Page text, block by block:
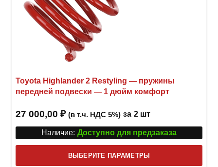
Toyota Highlander 2 Restyling — пружины
передней подвески — 1 дюйм комфорт
27 000,00 ₽ (в т.ч. НДС 5%) за 2 шт
Наличие: Доступно для предзаказа
ВЫБЕРИТЕ ПАРАМЕТРЫ
товар